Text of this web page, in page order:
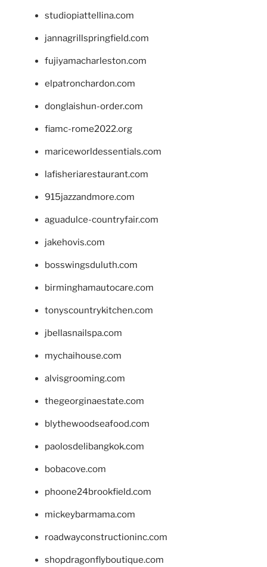
studiopiattellina.com
jannagrillspringfield.com
fujiyamacharleston.com
elpatronchardon.com
donglaishun-order.com
fiamc-rome2022.org
mariceworldessentials.com
lafisheriarestaurant.com
915jazzandmore.com
aguadulce-countryfair.com
jakehovis.com
bosswingsduluth.com
birminghamautocare.com
tonyscountrykitchen.com
jbellasnailspa.com
mychaihouse.com
alvisgrooming.com
thegeorginaestate.com
blythewoodseafood.com
paolosdelibangkok.com
bobacove.com
phoone24brookfield.com
mickeybarmama.com
roadwayconstructioninc.com
shopdragonflyboutique.com